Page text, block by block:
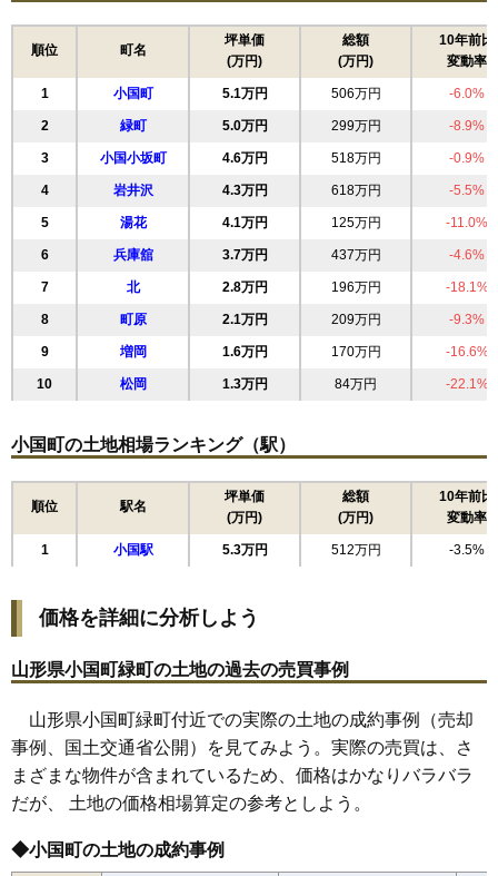
順位 町名
坪単価
(万円)
総額
(万円)
10年前比
変動率
1 小国町 5.1万円 506万円 -6.0%
2 緑町 5.0万円 299万円 -8.9%
3 小国小坂町 4.6万円 518万円 -0.9%
4 岩井沢 4.3万円 618万円 -5.5%
5 湯花 4.1万円 125万円 -11.0%
6 兵庫舘 3.7万円 437万円 -4.6%
7 北 2.8万円 196万円 -18.1%
8 町原 2.1万円 209万円 -9.3%
9 増岡 1.6万円 170万円 -16.6%
10 松岡 1.3万円 84万円 -22.1%
小国町の土地相場ランキング（駅）
順位 駅名
坪単価
(万円)
総額
(万円)
10年前比
変動率
1 小国駅 5.3万円 512万円 -3.5%
価格を詳細に分析しよう
山形県小国町緑町の土地の過去の売買事例
山形県小国町緑町付近での実際の土地の成約事例（売却
事例、国土交通省公開）を見てみよう。実際の売買は、さ
まざまな物件が含まれているため、価格はかなりバラバラ
だが、 土地の価格相場算定の参考としよう。
◆小国町の土地の成約事例